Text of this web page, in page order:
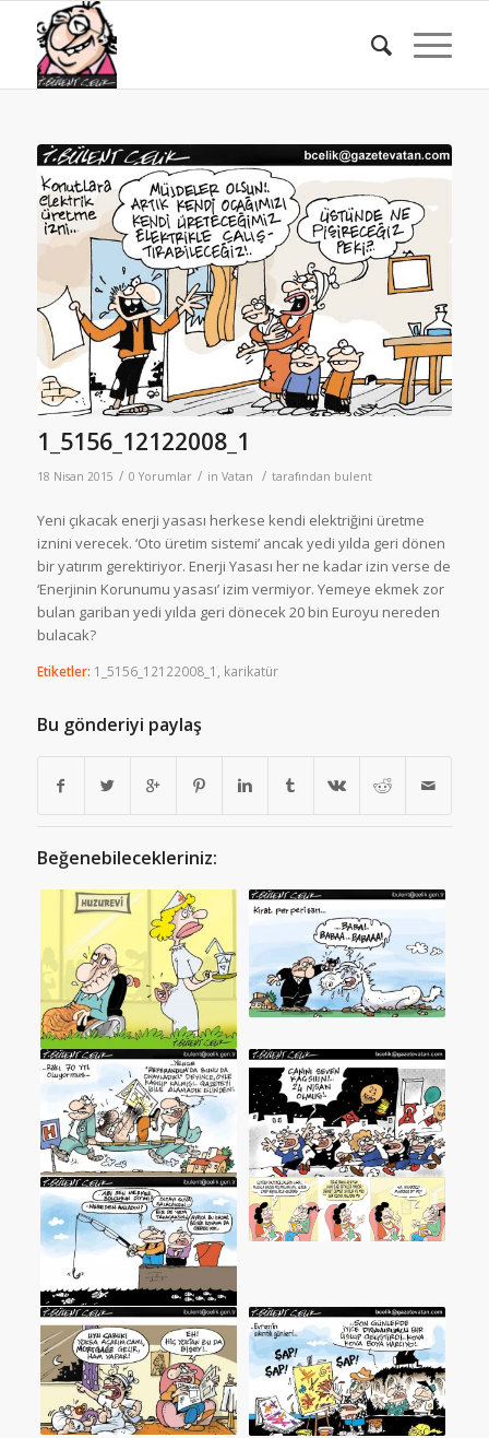
1_5156_12122008_1
18 Nisan 2015 / 0 Yorumlar / in Vatan / tarafından bulent
Yeni çıkacak enerji yasası herkese kendi elektriğini üretme
iznini verecek. ‘Oto üretim sistemi’ ancak yedi yılda geri dönen
bir yatırım gerektiriyor. Enerji Yasası her ne kadar izin verse de
‘Enerjinin Korunumu yasası’ izim vermiyor. Yemeye ekmek zor
bulan gariban yedi yılda geri dönecek 20 bin Euroyu nereden
bulacak?
Etiketler: 1_5156_12122008_1 karikatür
Bu gönderiyi paylaş
Beğenebilecekleriniz: